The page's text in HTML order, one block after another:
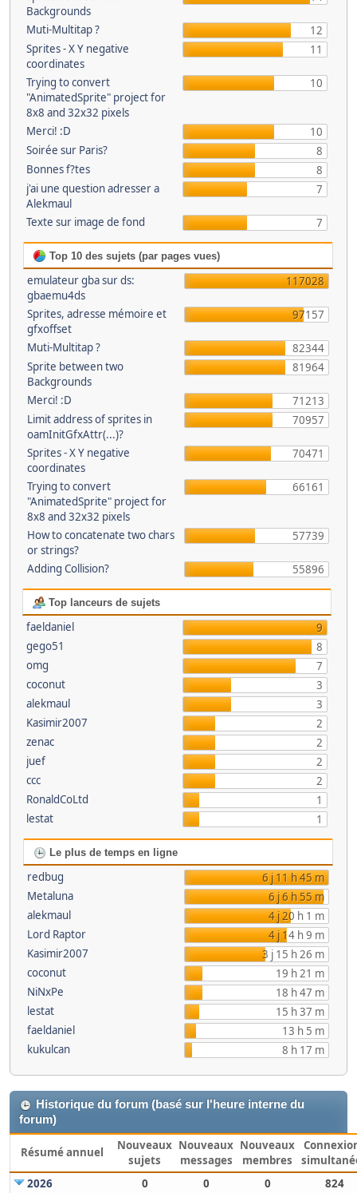
Backgrounds
Muti-Multitap ?
12
Sprites - X Y negative
coordinates
11
Trying to convert
"AnimatedSprite" project for
8x8 and 32x32 pixels
10
Merci! :D
10
Soirée sur Paris?
8
Bonnes f?tes
8
j'ai une question adresser a
Alekmaul
7
Texte sur image de fond 7
Top 10 des sujets (par pages vues)
emulateur gba sur ds:
gbaemu4ds
117028
Sprites, adresse mémoire et
gfxoffset
97157
Muti-Multitap ?
82344
Sprite between two
Backgrounds
81964
Merci! :D
71213
Limit address of sprites in
oamInitGfxAttr(...)?
70957
Sprites - X Y negative
coordinates
70471
Trying to convert
"AnimatedSprite" project for
8x8 and 32x32 pixels
66161
How to concatenate two chars
or strings?
57739
Adding Collision? 55896
Top lanceurs de sujets
faeldaniel
9
gego51
8
omg
7
coconut
3
alekmaul
3
Kasimir2007
2
zenac
2
juef
2
ccc
2
RonaldCoLtd
1
lestat
1
Le plus de temps en ligne
redbug
6 j 11 h 45 m
Metaluna
6 j 6 h 55 m
alekmaul
4 j 20 h 1 m
Lord Raptor
4 j 14 h 9 m
Kasimir2007
3 j 15 h 26 m
coconut
19 h 21 m
NiNxPe
18 h 47 m
lestat
15 h 37 m
faeldaniel
13 h 5 m
kukulcan
8 h 17 m
Historique du forum (basé sur l'heure interne du
forum)
Résumé annuel
Nouveaux
sujets
Nouveaux
messages
Nouveaux
membres
2026
0 0 0 824